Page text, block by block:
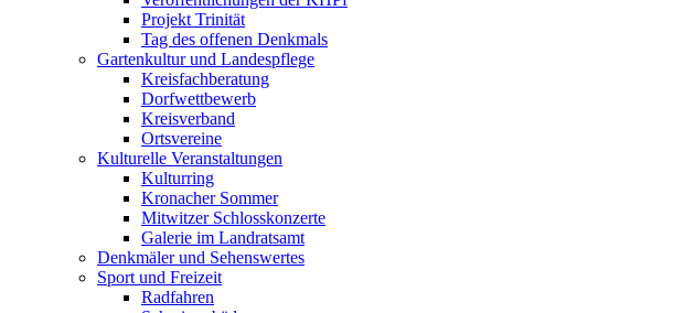
Projekt Trinität
Tag des offenen Denkmals
Gartenkultur und Landespflege
Kreisfachberatung
Dorfwettbewerb
Kreisverband
Ortsvereine
Kulturelle Veranstaltungen
Kulturring
Kronacher Sommer
Mitwitzer Schlosskonzerte
Galerie im Landratsamt
Denkmäler und Sehenswertes
Sport und Freizeit
Radfahren